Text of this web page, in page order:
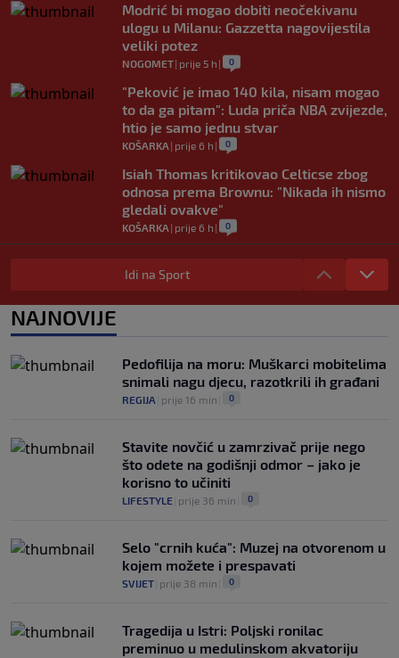
Modrić bi mogao dobiti neočekivanu
ulogu u Milanu: Gazzetta nagovijestila
veliki potez
NOGOMET| prije 5 h | 0
"Peković je imao 140 kila, nisam mogao
to da ga pitam": Luda priča NBA zvijezde,
htio je samo jednu stvar
KOŠARKA | prije 6 h | 0
Isiah Thomas kritikovao Celticse zbog
odnosa prema Brownu: "Nikada ih nismo
gledali ovakve"
KOŠARKA | prije 6 h | 0
Nezamisliva tragedija: Sportista
preminuo u 25. godini
Idi na Sport
NAJNOVIJE
Pedofilija na moru: Muškarci mobitelima
snimali nagu djecu, razotkrili ih građani
REGIJA prije 16 min 0
Stavite novčić u zamrzivač prije nego
što odete na godišnji odmor – jako je
korisno to učiniti
LIFESTYLE prije 36 min 0
Selo "crnih kuća": Muzej na otvorenom u
kojem možete i prespavati
SVIJET prije 38 min 0
Tragedija u Istri: Poljski ronilac
preminuo u medulinskom akvatoriju